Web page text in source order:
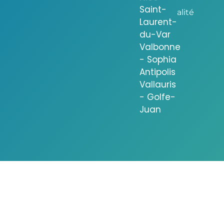
Saint-
Laurent-
du-Var
Valbonne
- Sophia
Antipolis
Vallauris
- Golfe-
Juan
alité